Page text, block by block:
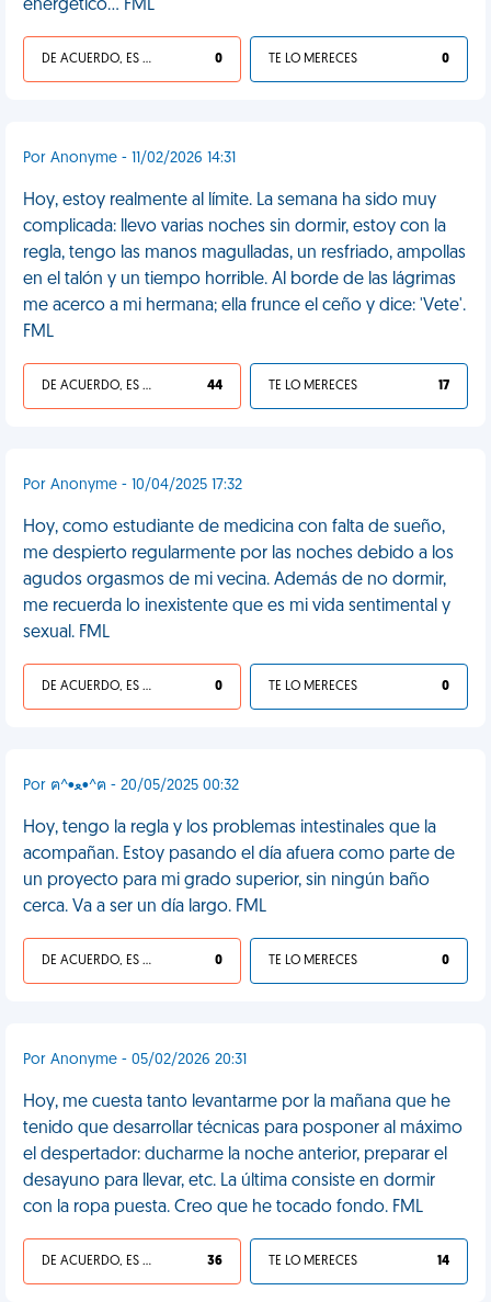
energético... FML
DE ACUERDO, ES UNA VIDA HP 0 TE LO MERECES 0
Por Anonyme - 11/02/2026 14:31
Hoy, estoy realmente al límite. La semana ha sido muy
complicada: llevo varias noches sin dormir, estoy con la
regla, tengo las manos magulladas, un resfriado, ampollas
en el talón y un tiempo horrible. Al borde de las lágrimas
me acerco a mi hermana; ella frunce el ceño y dice: 'Vete'.
FML
DE ACUERDO, ES UNA VIDA HP 44 TE LO MERECES 17
Por Anonyme - 10/04/2025 17:32
Hoy, como estudiante de medicina con falta de sueño,
me despierto regularmente por las noches debido a los
agudos orgasmos de mi vecina. Además de no dormir,
me recuerda lo inexistente que es mi vida sentimental y
sexual. FML
DE ACUERDO, ES UNA VIDA HP 0 TE LO MERECES 0
Por ฅ⁠^⁠•⁠ﻌ⁠•⁠^⁠ฅ - 20/05/2025 00:32
Hoy, tengo la regla y los problemas intestinales que la
acompañan. Estoy pasando el día afuera como parte de
un proyecto para mi grado superior, sin ningún baño
cerca. Va a ser un día largo. FML
DE ACUERDO, ES UNA VIDA HP 0 TE LO MERECES 0
Por Anonyme - 05/02/2026 20:31
Hoy, me cuesta tanto levantarme por la mañana que he
tenido que desarrollar técnicas para posponer al máximo
el despertador: ducharme la noche anterior, preparar el
desayuno para llevar, etc. La última consiste en dormir
con la ropa puesta. Creo que he tocado fondo. FML
DE ACUERDO, ES UNA VIDA HP 36 TE LO MERECES 14